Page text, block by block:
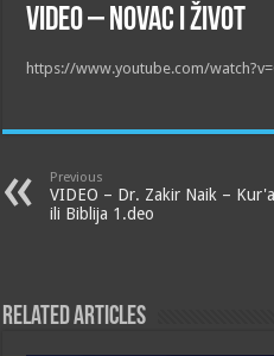
VIDEO – Novac i život
https://www.youtube.com/
Previous
VIDEO – Dr. Zakir Naik –
ili Biblija 1.deo
Related Articles